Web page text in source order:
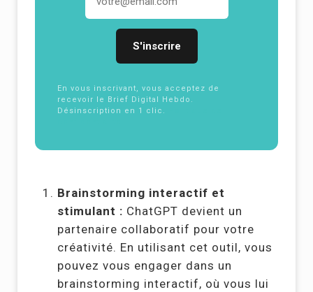
En vous inscrivant, vous acceptez de
recevoir le Brief Digital Hebdo.
Désinscription en 1 clic.
Brainstorming interactif et
stimulant : ChatGPT devient un
partenaire collaboratif pour votre
créativité. En utilisant cet outil, vous
pouvez vous engager dans un
brainstorming interactif, où vous lui